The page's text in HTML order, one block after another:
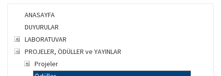
ANASAYFA
DUYURULAR
LABORATUVAR
PROJELER, ÖDÜLLER ve YAYINLAR
Projeler